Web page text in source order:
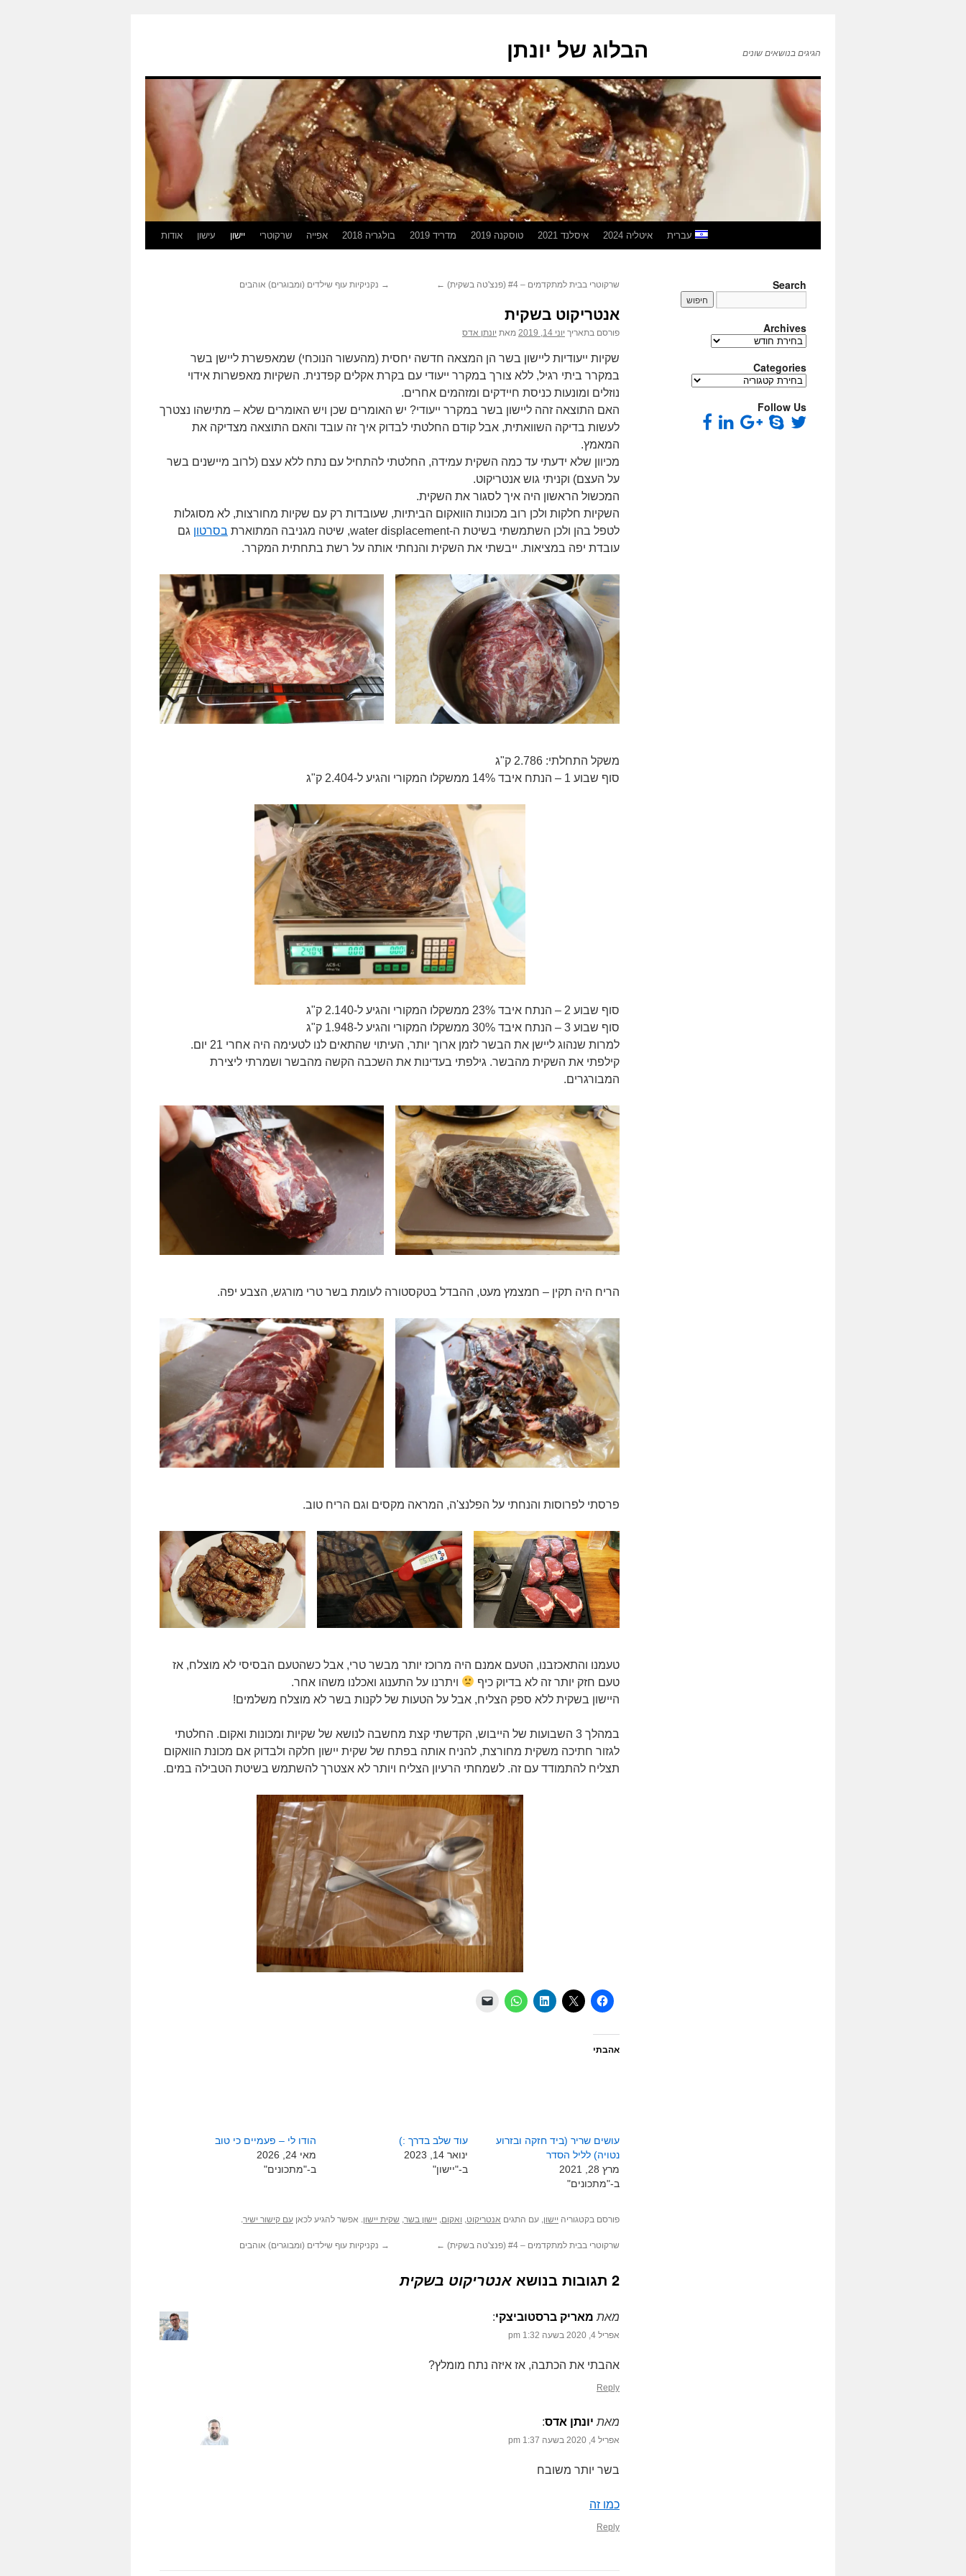
הבלוג של יונתן הגיגים בנושאים שונים
אודות עישון יישון שרקוטרי אפייה בולגריה 2018 מדריד 2019 טוסקנה 2019 איסלנד 2021 איטליה 2024 עברית
→ נקניקיות עוף שילדים (ומבוגרים) אוהבים שרקוטרי בבית למתקדמים – #4 (פנצ'טה בשקית) ←
אנטריקוט בשקית
פורסם בתאריך יוני 14, 2019 מאת יונתן אדס
שקיות ייעודיות ליישון בשר הן המצאה חדשה יחסית (מהעשור הנוכחי) שמאפשרת ליישן בשר
במקרר ביתי רגיל, ללא צורך במקרר ייעודי עם בקרת אקלים קפדנית. השקיות מאפשרות אידוי
נוזלים ומונעות כניסת חיידקים ומזהמים אחרים.
האם התוצאה זהה ליישון בשר במקרר ייעודי? יש האומרים שכן ויש האומרים שלא – מתישהו נצטרך
לעשות בדיקה השוואתית, אבל קודם החלטתי לבדוק איך זה עובד והאם התוצאה מצדיקה את
המאמץ.
מכיוון שלא ידעתי עד כמה השקית עמידה, החלטתי להתחיל עם נתח ללא עצם (לרוב מיישנים בשר
על העצם) וקניתי גוש אנטריקוט.
המכשול הראשון היה איך לסגור את השקית.
השקיות חלקות ולכן רוב מכונות הוואקום הביתיות, שעובדות רק עם שקיות מחורצות, לא מסוגלות
לטפל בהן ולכן השתמשתי בשיטת ה-water displacement, שיטה מגניבה המתוארת
בסרטון גם
עובדת יפה במציאות. ייבשתי את השקית והנחתי אותה על רשת בתחתית המקרר.
משקל התחלתי: 2.786 ק"ג
סוף שבוע 1 – הנתח איבד 14% ממשקלו המקורי והגיע ל-2.404 ק"ג
סוף שבוע 2 – הנתח איבד 23% ממשקלו המקורי והגיע ל-2.140 ק"ג
סוף שבוע 3 – הנתח איבד 30% ממשקלו המקורי והגיע ל-1.948 ק"ג
למרות שנהוג ליישן את הבשר לזמן ארוך יותר, העיתוי שהתאים לנו לטעימה היה אחרי 21 יום.
קילפתי את השקית מהבשר. גילפתי בעדינות את השכבה הקשה מהבשר ושמרתי ליצירת
המבורגרים.
הריח היה תקין – חמצמץ מעט, ההבדל בטקסטורה לעומת בשר טרי מורגש, הצבע יפה.
פרסתי לפרוסות והנחתי על הפלנצ'ה, המראה מקסים וגם הריח טוב.
טעמנו והתאכזבנו, הטעם אמנם היה מרוכז יותר מבשר טרי, אבל כשהטעם הבסיסי לא מוצלח, אז
טעם חזק יותר זה לא בדיוק כיף
ויתרנו על התענוג ואכלנו משהו אחר.
היישון בשקית ללא ספק הצליח, אבל על הטעות של לקנות בשר לא מוצלח משלמים!
במהלך 3 השבועות של הייבוש, הקדשתי קצת מחשבה לנושא של שקיות ומכונות ואקום. החלטתי
לגזור חתיכה משקית מחורצת, להניח אותה בפתח של שקית יישון חלקה ולבדוק אם מכונת הוואקום
תצליח להתמודד עם זה. לשמחתי הרעיון הצליח ויותר לא אצטרך להשתמש בשיטת הטבילה במים.
אהבתי
עושים שריר (ביד חזקה ובזרוע
נטויה) לליל הסדר
מרץ 28, 2021
ב-"מתכונים"
עוד שלב בדרך :)
ינואר 14, 2023
ב-"יישון"
הודו לי – פעמיים כי טוב
מאי 24, 2026
ב-"מתכונים"
פורסם בקטגוריה יישון, עם התגים אנטריקוט, ואקום, יישון בשר, שקית יישון. אפשר להגיע לכאן עם קישור ישיר.
→ נקניקיות עוף שילדים (ומבוגרים) אוהבים שרקוטרי בבית למתקדמים – #4 (פנצ'טה בשקית) ←
2 תגובות בנושא אנטריקוט בשקית
מאת מאריק ברסטוביצקי‏:
אפריל 4, 2020 בשעה 1:32 pm
אהבתי את הכתבה, אז איזה נתח מומלץ?
Reply
מאת יונתן אדס‏:
אפריל 4, 2020 בשעה 1:37 pm
בשר יותר משובח
כמו זה
Reply
Search
Archives
Archives
Categories
Categories
Follow Us